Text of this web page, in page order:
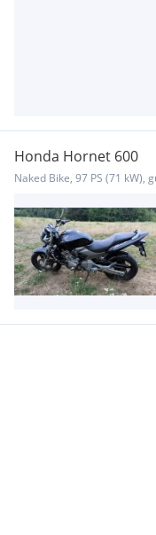
Honda Hornet 600
Naked Bike, 97 PS (71 kW),